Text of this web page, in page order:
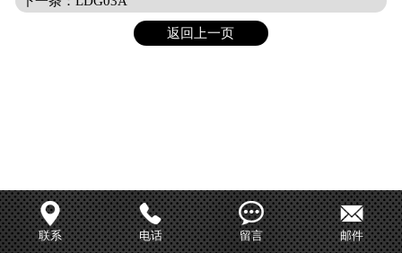
返回上一页

联系

电话

留言

邮件